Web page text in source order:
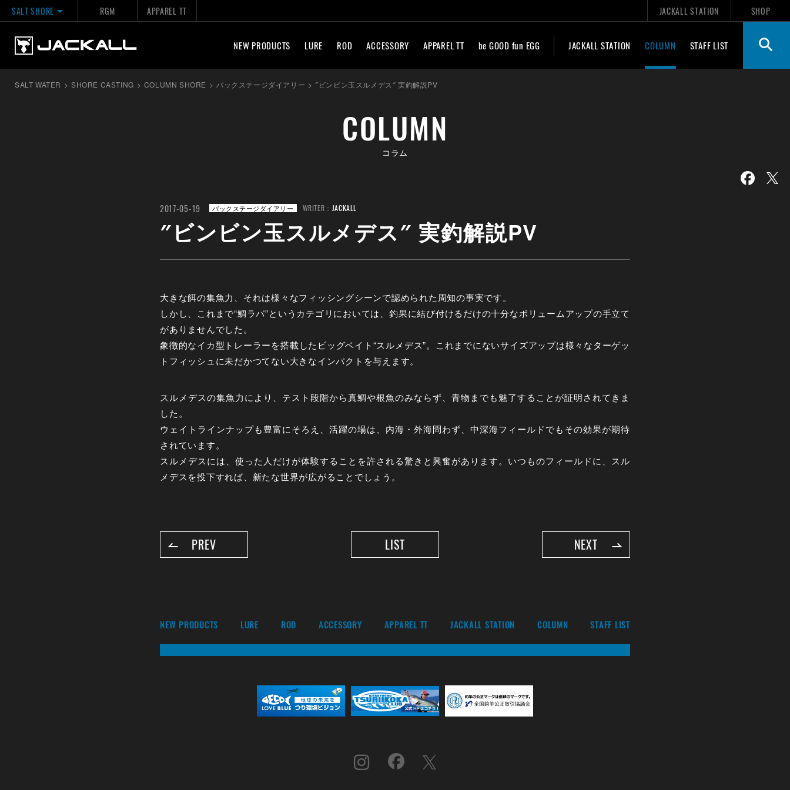
SALT SHORE RGM APPAREL TT JACKALL STATION SHOP
NEW PRODUCTS LURE ROD ACCESSORY APPAREL TT be GOOD fun EGG JACKALL STATION COLUMN STAFF LIST
SALT WATER > SHORE CASTING > COLUMN SHORE > バックステージダイアリー > ″ビンビン玉スルメデス″ 実釣解説PV
COLUMN
コラム
2017-05-19 バックステージダイアリー WRITER： JACKALL
″ビンビン玉スルメデス″ 実釣解説PV
大きな餌の集魚力、それは様々なフィッシングシーンで認められた周知の事実です。
しかし、これまで“鯛ラバ”というカテゴリにおいては、釣果に結び付けるだけの十分なボリュームアップの手立て
がありませんでした。
象徴的なイカ型トレーラーを搭載したビッグベイト“スルメデス”。これまでにないサイズアップは様々なターゲッ
トフィッシュに未だかつてない大きなインパクトを与えます。
スルメデスの集魚力により、テスト段階から真鯛や根魚のみならず、青物までも魅了することが証明されてきま
した。
ウェイトラインナップも豊富にそろえ、活躍の場は、内海・外海問わず、中深海フィールドでもその効果が期待
されています。
スルメデスには、使った人だけが体験することを許される驚きと興奮があります。いつものフィールドに、スル
メデスを投下すれば、新たな世界が広がることでしょう。
PREV LIST NEXT
NEW PRODUCTS LURE ROD ACCESSORY APPAREL TT JACKALL STATION COLUMN STAFF LIST